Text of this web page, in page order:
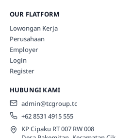
OUR FLATFORM
Lowongan Kerja
Perusahaan
Employer
Login
Register
HUBUNGI KAMI
admin@tcgroup.tc
+62 8531 4915 555
KP Cipaku RT 007 RW 008